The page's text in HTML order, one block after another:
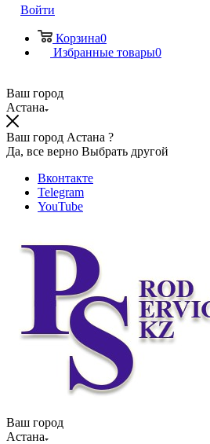
Войти
Корзина0
Избранные товары0
Ваш город
Астана
Ваш город Астана ?
Да, все верно Выбрать другой
Вконтакте
Telegram
YouTube
Ваш город
Астана